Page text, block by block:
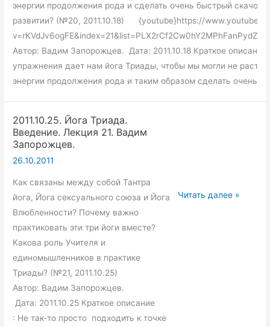
энергии продолжения рода и сделать очень быстрый скачок
развитии? (№20, 2011.10.18) {youtube}https://
Автор: Вадим Запорожцев. Дата: 2011.10.18 Краткое
упражнения дает нам йога Триады, чтобы мы могли не
энергии продолжения рода и таким образом сделать очень
2011.10.25. Йога Триада.
Введение. Лекция 21. Вадим
Запорожцев.
26.10.2011
Как связаны между собой Тантра
йога, Йога сексуального союза и Йога
Влюбленности? Почему важно
практиковать эти три йоги вместе?
Какова роль Учителя и
единомышленников в практике
Триады? (№21, 2011.10.25)
Автор: Вадим Запорожцев.
Дата: 2011.10.25 Краткое описание
: Не так-то просто подходить к точке
2011.10.25.
Читать далее »